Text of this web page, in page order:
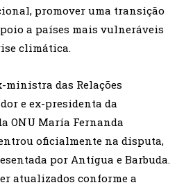
promover uma transição
a países mais vulneráveis
climática.
ministra das Relações
e ex-presidenta da
ONU María Fernanda
oficialmente na disputa,
por Antígua e Barbuda.
atualizados conforme a